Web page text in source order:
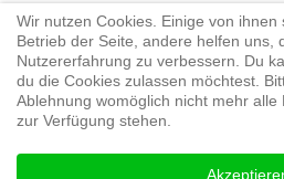
AGB
#enduroaustria, #wirlebenenduro
Wir nutzen Cookies. Einige von ihnen
Betrieb der Seite, andere helfen uns,
Nutzererfahrung zu verbessern. Du
du die Cookies zulassen möchtest.
Ablehnung womöglich nicht mehr
zur Verfügung stehen.